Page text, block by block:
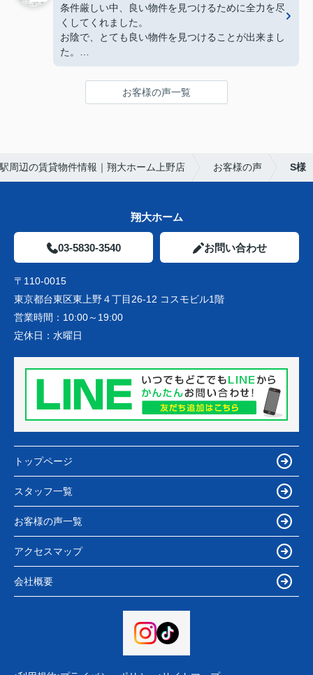
条件厳しい中、良い物件を見つけるために全力を尽
くしてくれました。
お陰で、とても良い物件を見つけることが出来まし
た。
色んな不動産に行きましたが、ここが1番です。
是非皆さんも足を運んでみてください
お客様の声一覧
周辺の賃貸物件情報｜翔大ホーム上野店 お客様の声 S様
翔大ホーム
03-5830-3540 お問い合わせ
〒110-0015
東京都台東区東上野４丁目26-12 コスモビル1階
営業時間： 10:00～19:00
定休日： 水曜日
トップページ
スタッフ一覧
お客様の声一覧
アクセスマップ
会社概要